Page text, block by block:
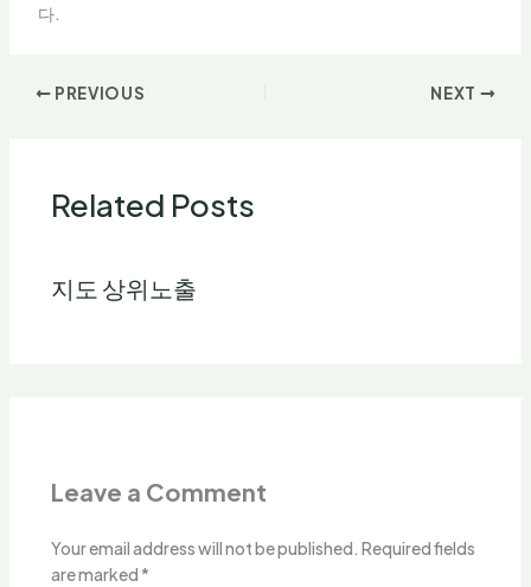
다.
PREVIOUS NEXT
Related Posts
지도 상위노출
Leave a Comment
Your email address will not be published. Required fields
are marked *